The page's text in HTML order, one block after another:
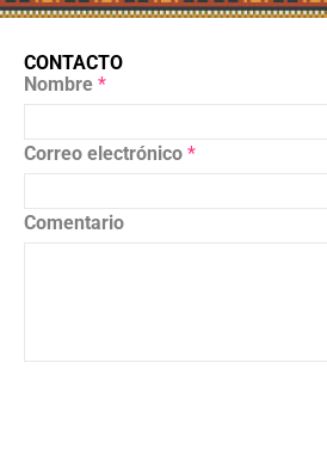
CONTACTO
Nombre *
Correo electrónico *
Comentario